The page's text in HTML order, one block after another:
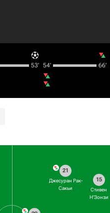
53‎’‎ 54‎’‎ 66‎’‎
15
Стивен
Н'Зонзи
21
Джесуран Рак-
Сакьи